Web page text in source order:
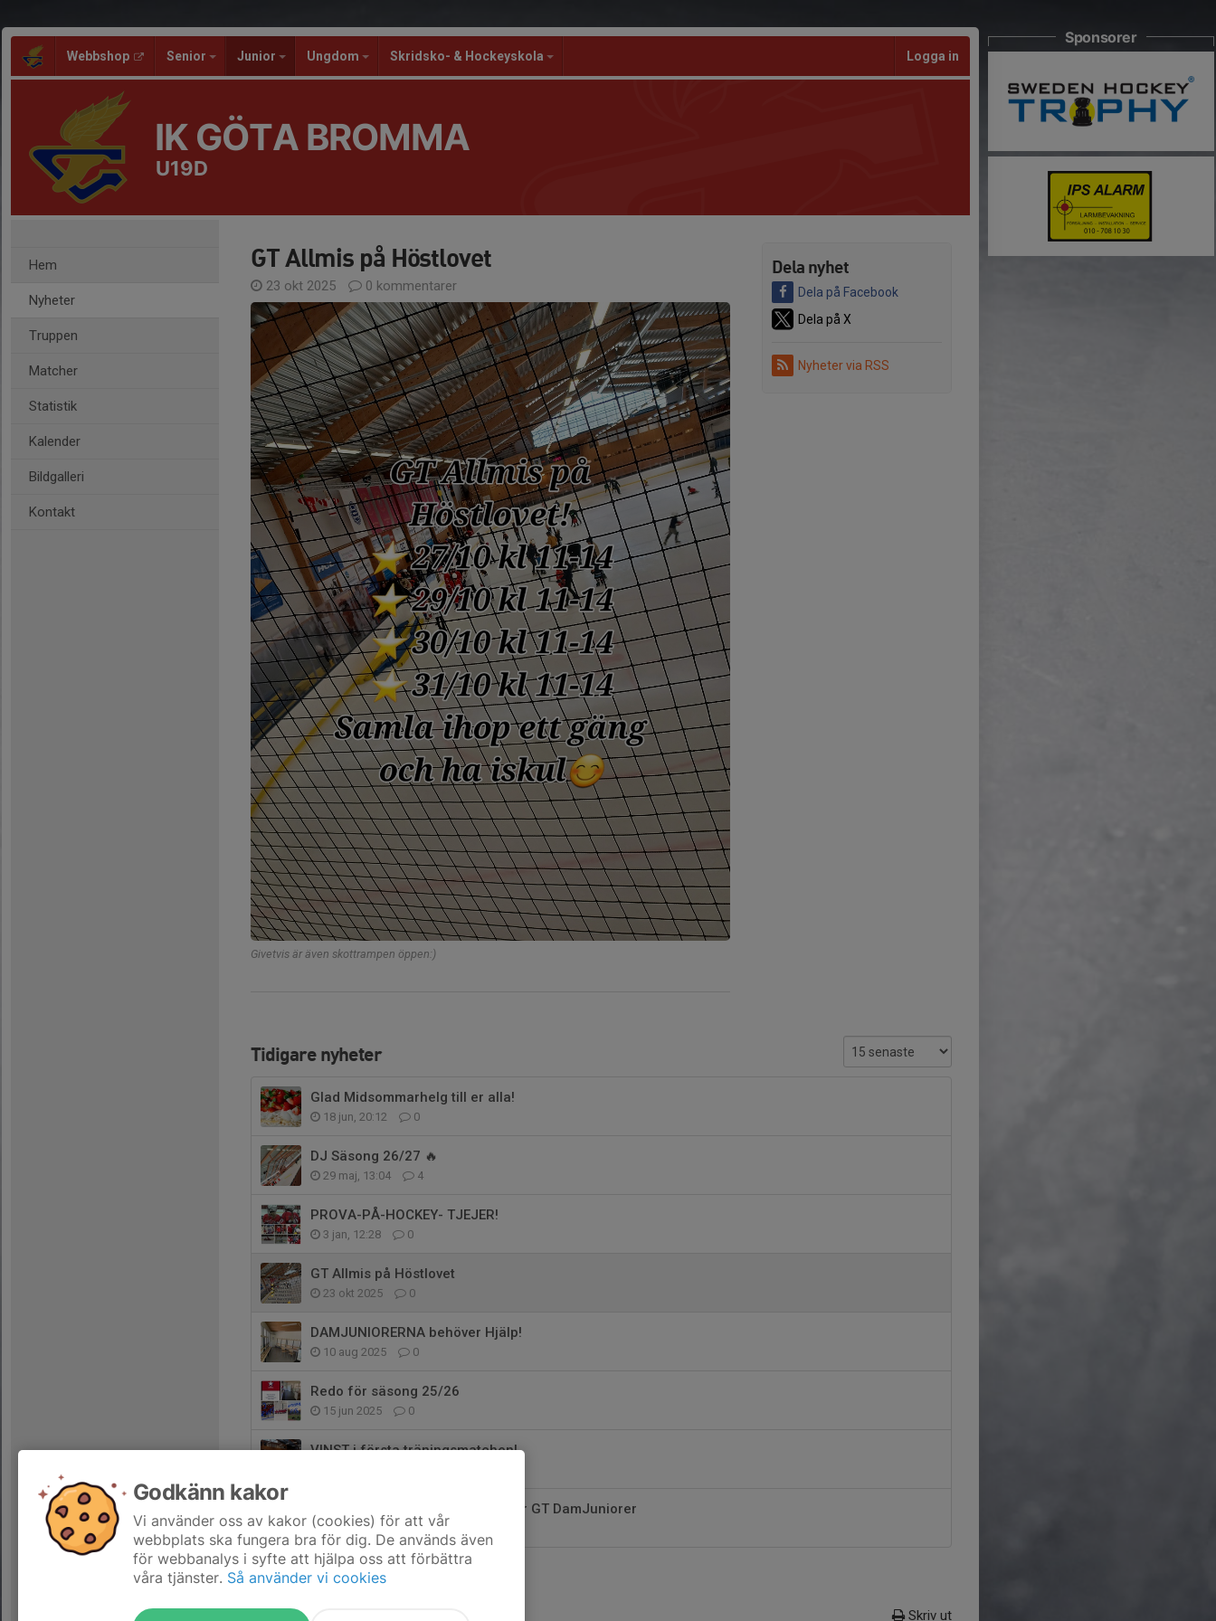
Webbshop Senior Junior Ungdom Skridsko- & Hockeyskola Logga in
IK GÖTA BROMMA
U19D
Hem
Nyheter
Truppen
Matcher
Statistik
Kalender
Bildgalleri
Kontakt
Dela nyhet
Dela på Facebook
Dela på X
Nyheter via RSS
GT Allmis på Höstlovet
23 okt 2025 0 kommentarer
Givetvis är även skottrampen öppen:)
Tidigare nyheter
Glad Midsommarhelg till er alla!
18 jun, 20:12 0
DJ Säsong 26/27 🔥
29 maj, 13:04 4
PROVA-PÅ-HOCKEY- TJEJER!
3 jan, 12:28 0
GT Allmis på Höstlovet
23 okt 2025 0
DAMJUNIORERNA behöver Hjälp!
10 aug 2025 0
Redo för säsong 25/26
15 jun 2025 0
VINST i första träningsmatchen!
Presentation av Huvudtränare för GT DamJuniorer
23 jun 2024 4
Skriv ut
Sponsorer
Godkänn kakor
Vi använder oss av kakor (cookies) för att vår
webbplats ska fungera bra för dig. De används även
för webbanalys i syfte att hjälpa oss att förbättra
våra tjänster. Så använder vi cookies